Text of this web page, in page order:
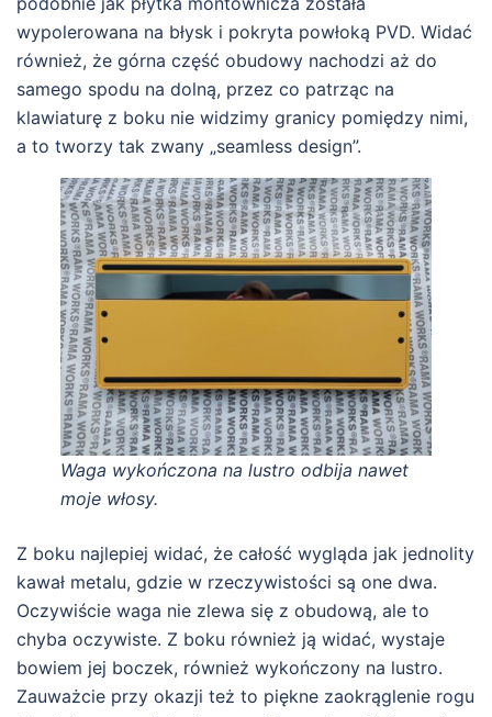
wypolerowana na błysk i pokryta powłoką PVD. Widać
również, że górna część obudowy nachodzi aż do
samego spodu na dolną, przez co patrząc na
klawiaturę z boku nie widzimy granicy pomiędzy nimi,
a to tworzy tak zwany „seamless design”.
Waga wykończona na lustro odbija nawet
moje włosy.
Z boku najlepiej widać, że całość wygląda jak jednolity
kawał metalu, gdzie w rzeczywistości są one dwa.
Oczywiście waga nie zlewa się z obudową, ale to
chyba oczywiste. Z boku również ją widać, wystaje
bowiem jej boczek, również wykończony na lustro.
Zauważcie przy okazji też to piękne zaokrąglenie rogu